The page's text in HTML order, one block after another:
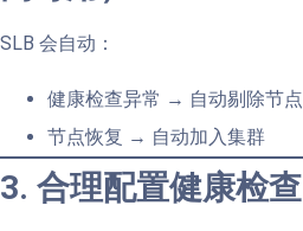
SLB 会自动：
健康检查异常 → 自动剔除节点
节点恢复 → 自动加入集群
3. 合理配置健康检查